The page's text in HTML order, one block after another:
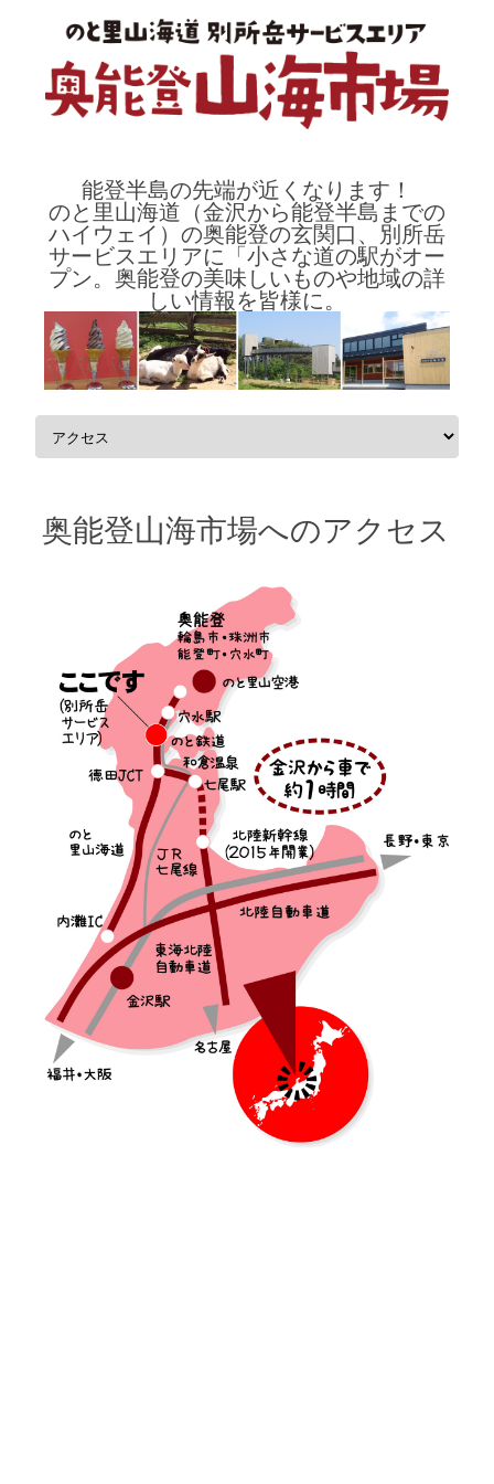
能登半島の先端が近くなります！
のと里山海道（金沢から能登半島までの
ハイウェイ）の奥能登の玄関口、別所岳
サービスエリアに「小さな道の駅がオー
プン。奥能登の美味しいものや地域の詳
しい情報を皆様に。
コンテンツへスキップ
奥能登山海市場へのアクセス